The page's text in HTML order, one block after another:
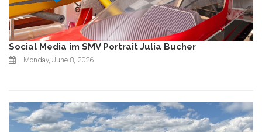
Social Media im SMV Portrait Julia Bucher
Monday, June 8, 2026